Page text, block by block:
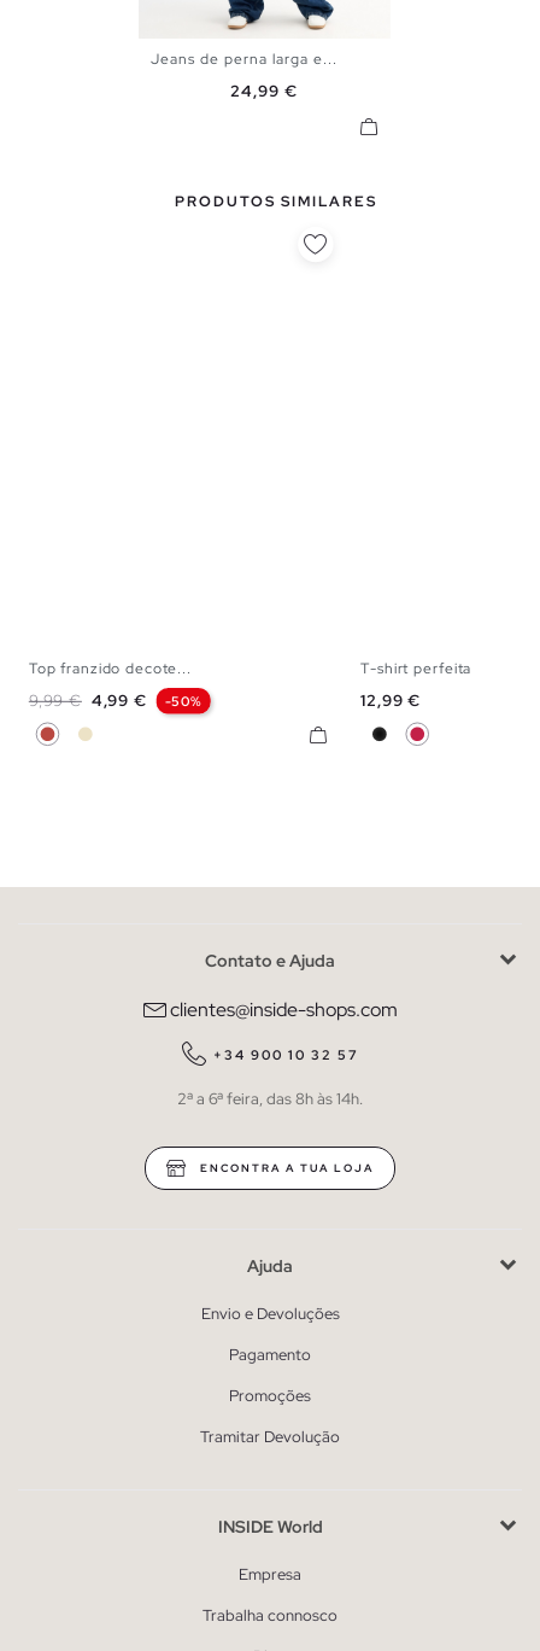
38
Jeans de perna larga e...
Preço
24,99 €
PRODUTOS SIMILARES
Top franzido decote...
Preço normal
9,99 € Preço
4,99 € -50%
Terracota
Areia
T-shirt perfeita
Preço
12,99 €
PretoGranada
Contato e Ajuda
clientes@inside-shops.com
+34 900 10 32 57
2ª a 6ª feira, das 8h às 14h.
ENCONTRA A TUA LOJA
Ajuda
Envio e Devoluções
Pagamento
Promoções
Tramitar Devolução
INSIDE World
Empresa
Trabalha connosco